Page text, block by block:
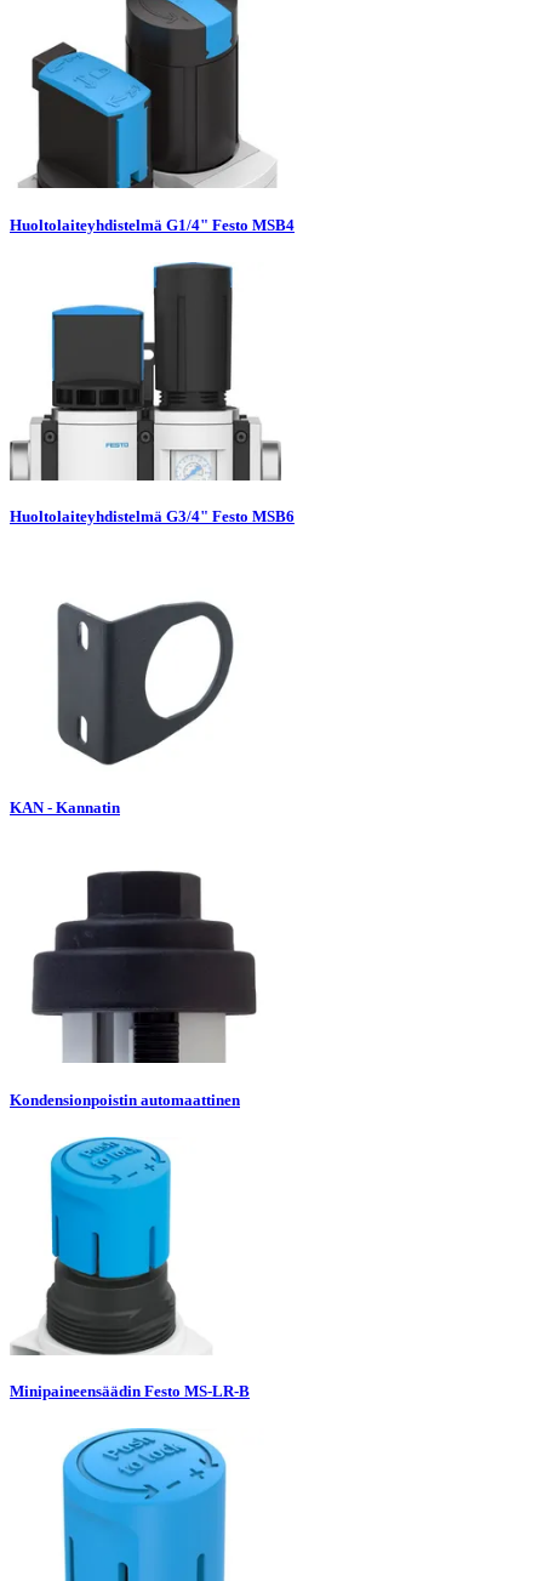
Huoltolaiteyhdistelmä G1/4" Festo MSB4
Huoltolaiteyhdistelmä G3/4" Festo MSB6
KAN - Kannatin
Kondensionpoistin automaattinen
Minipaineensäädin Festo MS-LR-B